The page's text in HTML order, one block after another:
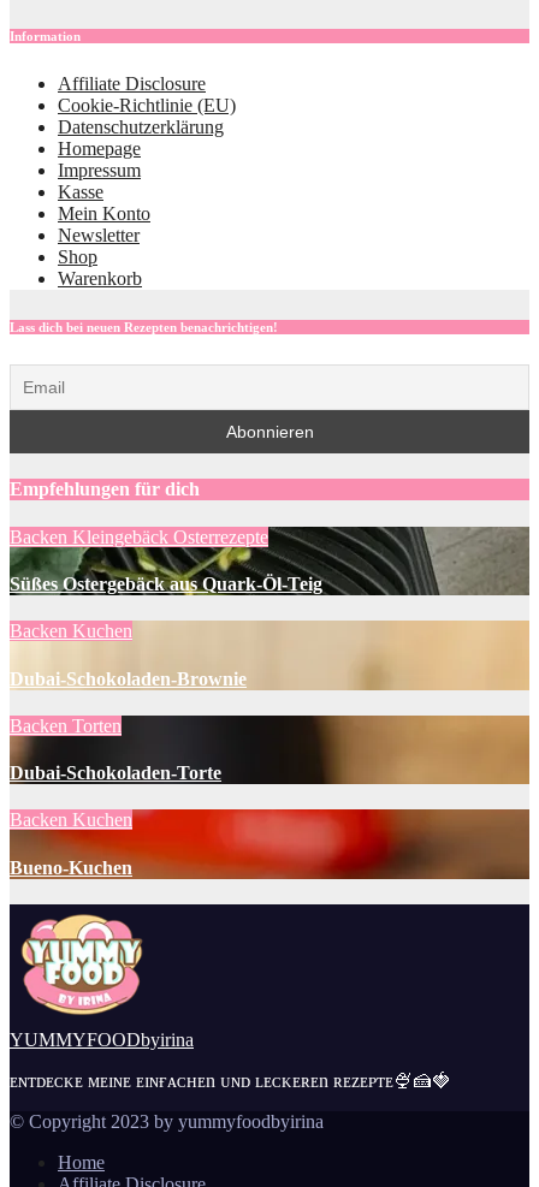
Information
Affiliate Disclosure
Cookie-Richtlinie (EU)
Datenschutzerklärung
Homepage
Impressum
Kasse
Mein Konto
Newsletter
Shop
Warenkorb
Lass dich bei neuen Rezepten benachrichtigen!
Empfehlungen für dich
Backen Kleingebäck Osterrezepte
Süßes Ostergebäck aus Quark-Öl-Teig
Backen Kuchen
Dubai-Schokoladen-Brownie
Backen Torten
Dubai-Schokoladen-Torte
Backen Kuchen
Bueno-Kuchen
YUMMYFOODbyirina
ᴇɴᴛᴅᴇᴄᴋᴇ ᴍᴇɪɴᴇ ᴇɪɴғᴀᴄʜᴇn ᴜɴᴅ ʟᴇᴄᴋᴇʀᴇn ʀᴇᴢᴇᴘᴛᴇ🍨🍰🍓
© Copyright 2023 by yummyfoodbyirina
Home